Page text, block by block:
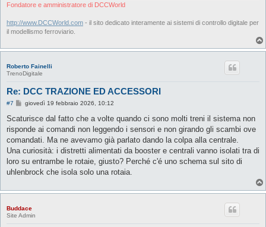
Fondatore e amministratore di DCCWorld
http://www.DCCWorld.com - il sito dedicato interamente ai sistemi di controllo digitale per
il modellismo ferroviario.
Roberto Fainelli
TrenoDigitale
Re: DCC TRAZIONE ED ACCESSORI
#7
M
s
a
g
i
o
giovedì 19 febbraio 2026, 10:12
Scaturisce dal fatto che a volte quando ci sono molti treni il sistema non
risponde ai comandi non leggendo i sensori e non girando gli scambi ove
comandati. Ma ne avevamo già parlato dando la colpa alla centrale.
Una curiosità: i distretti alimentati da booster e centrali vanno isolati tra di
loro su entrambe le rotaie, giusto? Perché c'é uno schema sul sito di
uhlenbrock che isola solo una rotaia.
Buddace
Site Admin